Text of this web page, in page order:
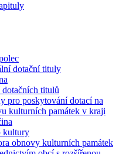
dotační tituly
dotačních titulů
pro poskytování dotací na
kulturních památek v kraji
kultury
obnovy kulturních památek